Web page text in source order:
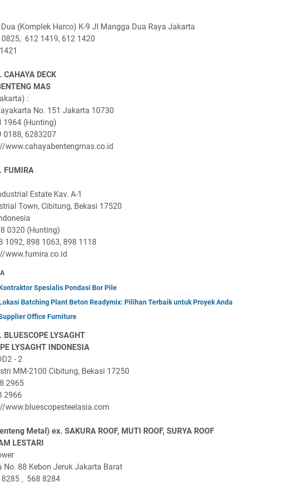
(Komplek Harco) K-9 Jl Mangga Dua Raya Jakarta
612 1419, 612 1420
DECK
MAS
:
No. 151 Jakarta 10730
1964 (Hunting)
6283207
www.cahayabentengmas.co.id
FUMIRA
Estate Kav. A-1
Town, Cibitung, Bekasi 17520
0320 (Hunting)
1092, 898 1063, 898 1118
www.fumira.co.id
Spesialis Pondasi Bor Pile
Batching Plant Beton Readymix: Pilihan Terbaik untuk Proyek Anda
Office Furniture
LYSAGHT
LYSAGHT INDONESIA
- 2
MM-2100 Cibitung, Bekasi 17250
2965
2966
www.bluescopesteelasia.com
Metal) ex. SAKURA ROOF, MUTI ROOF, SURYA ROOF
LESTARI
No. 88 Kebon Jeruk Jakarta Barat
‚ 568 8284